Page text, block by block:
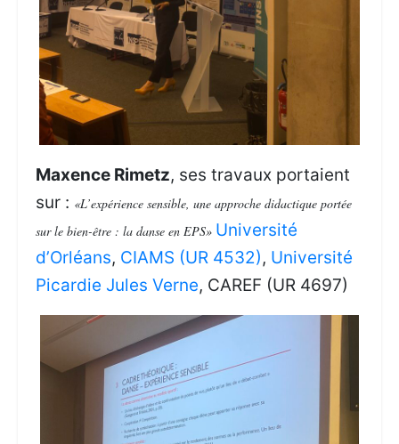
Maxence Rimetz, ses travaux portaient
sur : «L’expérience sensible, une approche didactique portée
sur le bien-être : la danse en EPS» Université
d’Orléans, CIAMS (UR 4532), Université
Picardie Jules Verne, CAREF (UR 4697)